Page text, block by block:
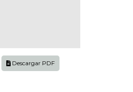
Descargar PDF